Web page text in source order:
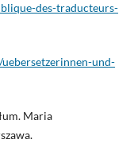
des-traducteurs-
und-
Maria